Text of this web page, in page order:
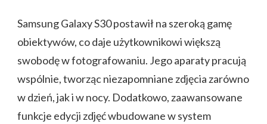
Samsung Galaxy S30 postawił na szeroką gamę
obiektywów, co daje użytkownikowi większą
swobodę w fotografowaniu. Jego aparaty pracują
wspólnie, tworząc niezapomniane zdjęcia zarówno
w dzień, jak i w nocy. Dodatkowo, zaawansowane
funkcje edycji zdjęć wbudowane w system